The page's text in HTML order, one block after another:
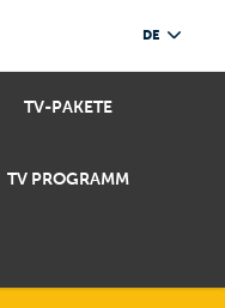
DE
TV-PAKETE
TV PROGRAMM